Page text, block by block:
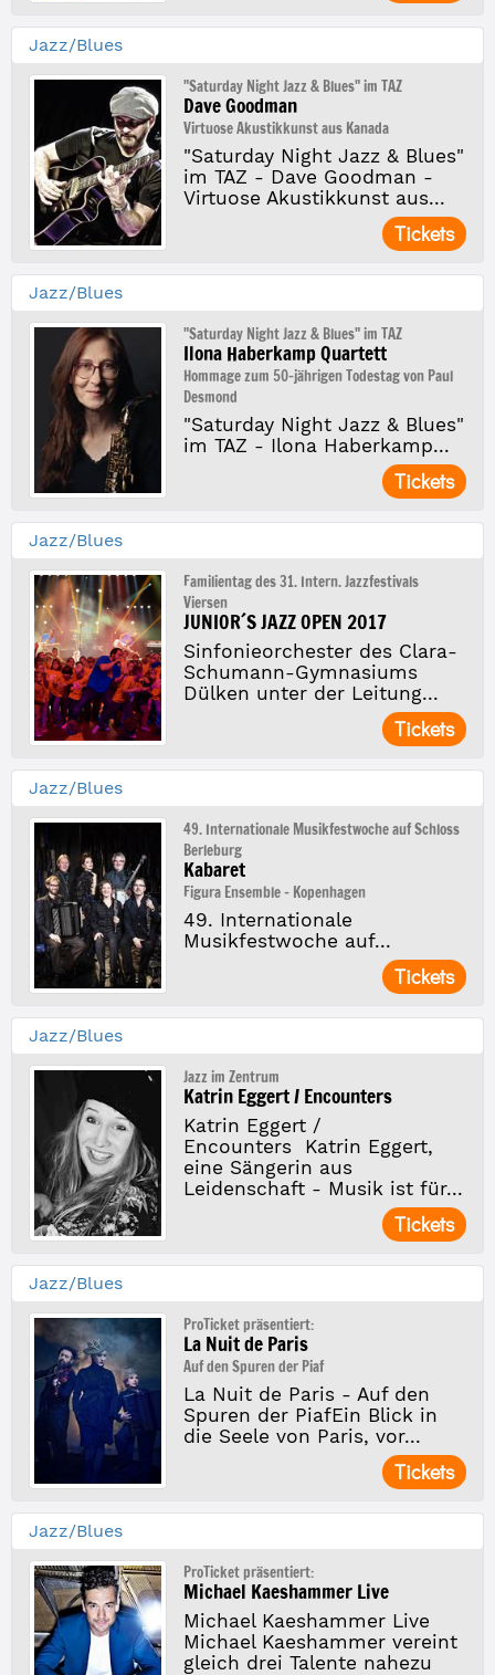
Jazz/Blues
"Saturday Night Jazz & Blues" im TAZ
Dave Goodman
Virtuose Akustikkunst aus Kanada
"Saturday Night Jazz & Blues"
im TAZ - Dave Goodman -
Virtuose Akustikkunst aus...
Tickets
Jazz/Blues
"Saturday Night Jazz & Blues" im TAZ
Ilona Haberkamp Quartett
Hommage zum 50-jährigen Todestag von Paul
Desmond
"Saturday Night Jazz & Blues"
im TAZ - Ilona Haberkamp...
Tickets
Jazz/Blues
Familientag des 31. Intern. Jazzfestivals
Viersen
JUNIOR´S JAZZ OPEN 2017
Sinfonieorchester des Clara-
Schumann-Gymnasiums
Dülken unter der Leitung...
Tickets
Jazz/Blues
49. Internationale Musikfestwoche auf Schloss
Berleburg
Kabaret
Figura Ensemble - Kopenhagen
49. Internationale
Musikfestwoche auf...
Tickets
Jazz/Blues
Jazz im Zentrum
Katrin Eggert / Encounters
Katrin Eggert /
Encounters Katrin Eggert,
eine Sängerin aus
Leidenschaft - Musik ist für...
Tickets
Jazz/Blues
ProTicket präsentiert:
La Nuit de Paris
Auf den Spuren der Piaf
La Nuit de Paris - Auf den
Spuren der PiafEin Blick in
die Seele von Paris, vor...
Tickets
Jazz/Blues
ProTicket präsentiert:
Michael Kaeshammer Live
Michael Kaeshammer Live
Michael Kaeshammer vereint
gleich drei Talente nahezu